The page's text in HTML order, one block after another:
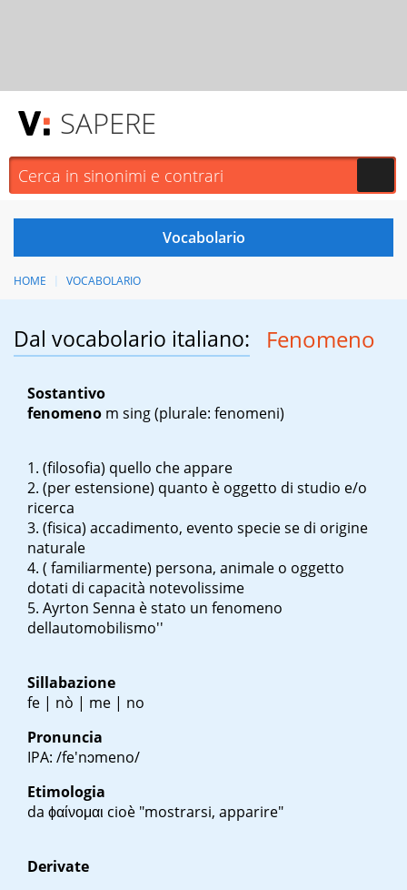
SAPERE
HOME VOCABOLARIO
Dal vocabolario italiano: Fenomeno
Sostantivo
fenomeno m sing(plurale: fenomeni)
(filosofia) quello che appare
(per estensione) quanto è oggetto di studio e/o
ricerca
(fisica) accadimento, evento specie se di origine
naturale
( familiarmente) persona, animale o oggetto
dotati di capacità notevolissime
Ayrton Senna è stato un fenomeno
dellautomobilismo''
Sillabazione
fe | nò | me | no
Pronuncia
IPA: /fe'nɔmeno/
Etimologia
da ϕαίνομαι cioè "mostrarsi, apparire"
Derivate